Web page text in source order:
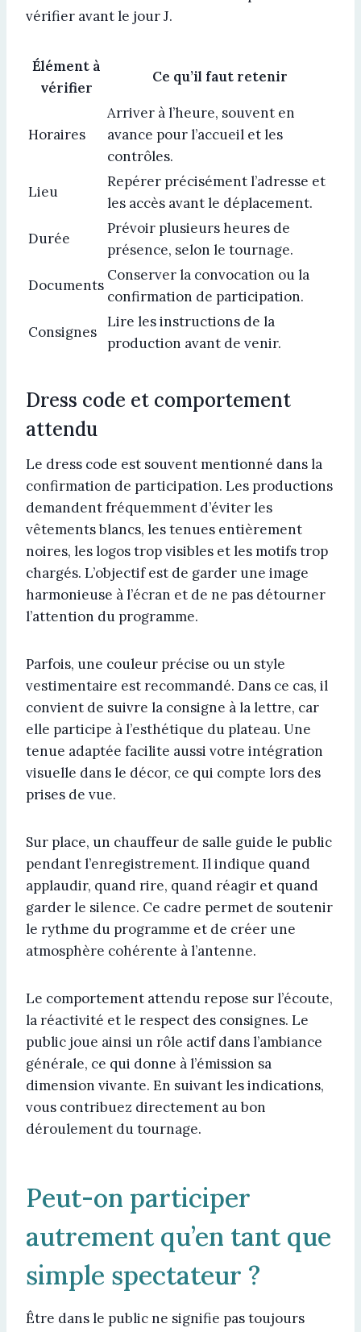
vérifier avant le jour J.
Élément à
vérifier
Ce qu’il faut retenir
Horaires
Arriver à l’heure, souvent en
avance pour l’accueil et les
contrôles.
Lieu
Repérer précisément l’adresse et
les accès avant le déplacement.
Durée
Prévoir plusieurs heures de
présence, selon le tournage.
Documents
Conserver la convocation ou la
confirmation de participation.
Consignes
Lire les instructions de la
production avant de venir.
Dress code et comportement
attendu
Le dress code est souvent mentionné dans la
confirmation de participation. Les productions
demandent fréquemment d’éviter les
vêtements blancs, les tenues entièrement
noires, les logos trop visibles et les motifs trop
chargés. L’objectif est de garder une image
harmonieuse à l’écran et de ne pas détourner
l’attention du programme.
Parfois, une couleur précise ou un style
vestimentaire est recommandé. Dans ce cas, il
convient de suivre la consigne à la lettre, car
elle participe à l’esthétique du plateau. Une
tenue adaptée facilite aussi votre intégration
visuelle dans le décor, ce qui compte lors des
prises de vue.
Sur place, un chauffeur de salle guide le public
pendant l’enregistrement. Il indique quand
applaudir, quand rire, quand réagir et quand
garder le silence. Ce cadre permet de soutenir
le rythme du programme et de créer une
atmosphère cohérente à l’antenne.
Le comportement attendu repose sur l’écoute,
la réactivité et le respect des consignes. Le
public joue ainsi un rôle actif dans l’ambiance
générale, ce qui donne à l’émission sa
dimension vivante. En suivant les indications,
vous contribuez directement au bon
déroulement du tournage.
Peut-on participer
autrement qu’en tant que
simple spectateur ?
Être dans le public ne signifie pas toujours